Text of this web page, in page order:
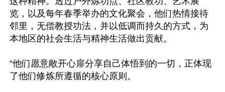
览，以及每年春季举办的文化聚会，他们热情接待
邻里，无偿教授功法，并以低调而持久的方式，为
本地区的社会生活与精神生活做出贡献。
“他们愿意敞开心扉分享自己体悟到的一切，正体现
了他们修炼所遵循的核心原则。